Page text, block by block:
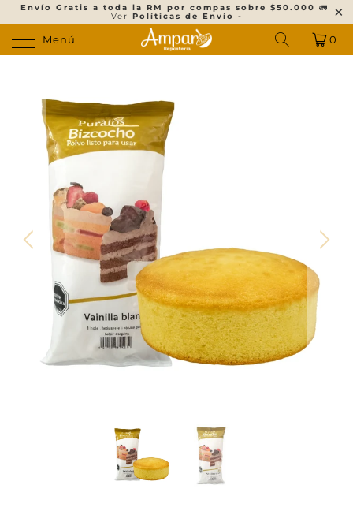
Envío Gratis a toda la RM por compas sobre $50.000 🚛
Ver Políticas de Envío -
Menú 0